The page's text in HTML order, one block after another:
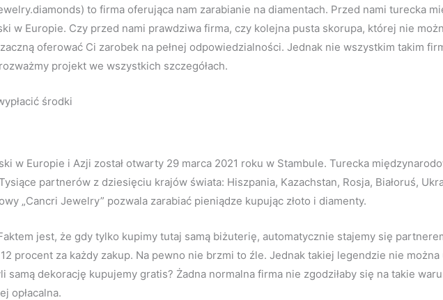
to firma oferująca nam zarabianie na diamentach. Przed nami turecka
w Europie. Czy przed nami prawdziwa firma, czy kolejna pusta skorupa, której nie
oferować Ci zarobek na pełnej odpowiedzialności. Jednak nie wszystkim takim
projekt we wszystkich szczegółach.
środki
w Europie i Azji został otwarty 29 marca 2021 roku w Stambule. Turecka
partnerów z dziesięciu krajów świata: Hiszpania, Kazachstan, Rosja, Białoruś,
„Cancri Jewelry” pozwala zarabiać pieniądze kupując złoto i diamenty.
jest, że gdy tylko kupimy tutaj samą biżuterię, automatycznie stajemy się
procent za każdy zakup. Na pewno nie brzmi to źle. Jednak takiej legendzie nie
samą dekorację kupujemy gratis? Żadna normalna firma nie zgodziłaby się na takie
opłacalna.